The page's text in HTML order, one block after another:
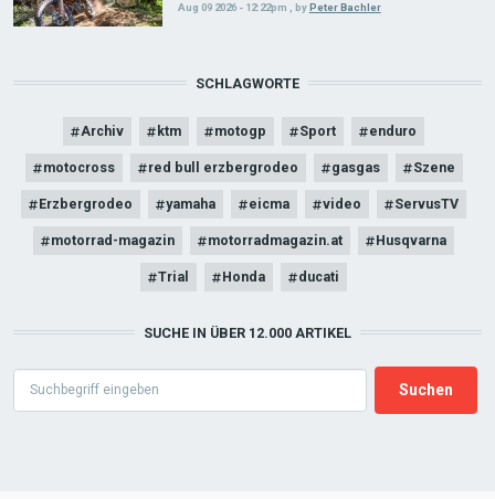
Aug 09 2026 - 12:22pm , by Peter Bachler
SCHLAGWORTE
Archiv ktm motogp Sport enduro
motocross red bull erzbergrodeo gasgas Szene
Erzbergrodeo yamaha eicma video ServusTV
motorrad-magazin motorradmagazin.at Husqvarna
Trial Honda ducati
SUCHE IN ÜBER 12.000 ARTIKEL